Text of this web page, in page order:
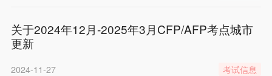
关于2024年12月-2025年3月CFP/AFP考点城市
更新
2024-11-27 考试信息